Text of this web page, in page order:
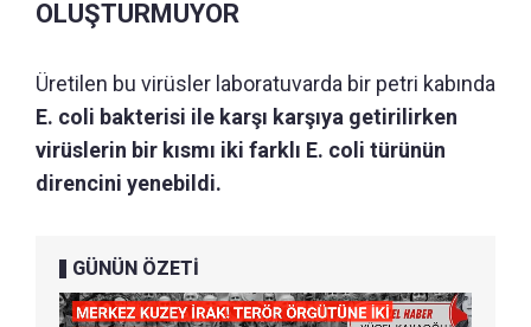
OLUŞTURMUYOR
Üretilen bu virüsler laboratuvarda bir petri kabında
E. coli bakterisi ile karşı karşıya getirilirken
virüslerin bir kısmı iki farklı E. coli türünün
direncini yenebildi.
GÜNÜN ÖZETİ